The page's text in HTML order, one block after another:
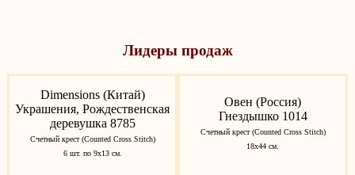
Лидеры продаж
Dimensions (Китай)
Украшения, Рождественская
деревушка 8785
Счетный крест (Counted Cross Stitch)
6 шт. по 9х13 см.
Овен (Россия)
Гнездышко 1014
Счетный крест (Counted Cross Stitch)
18х44 см.